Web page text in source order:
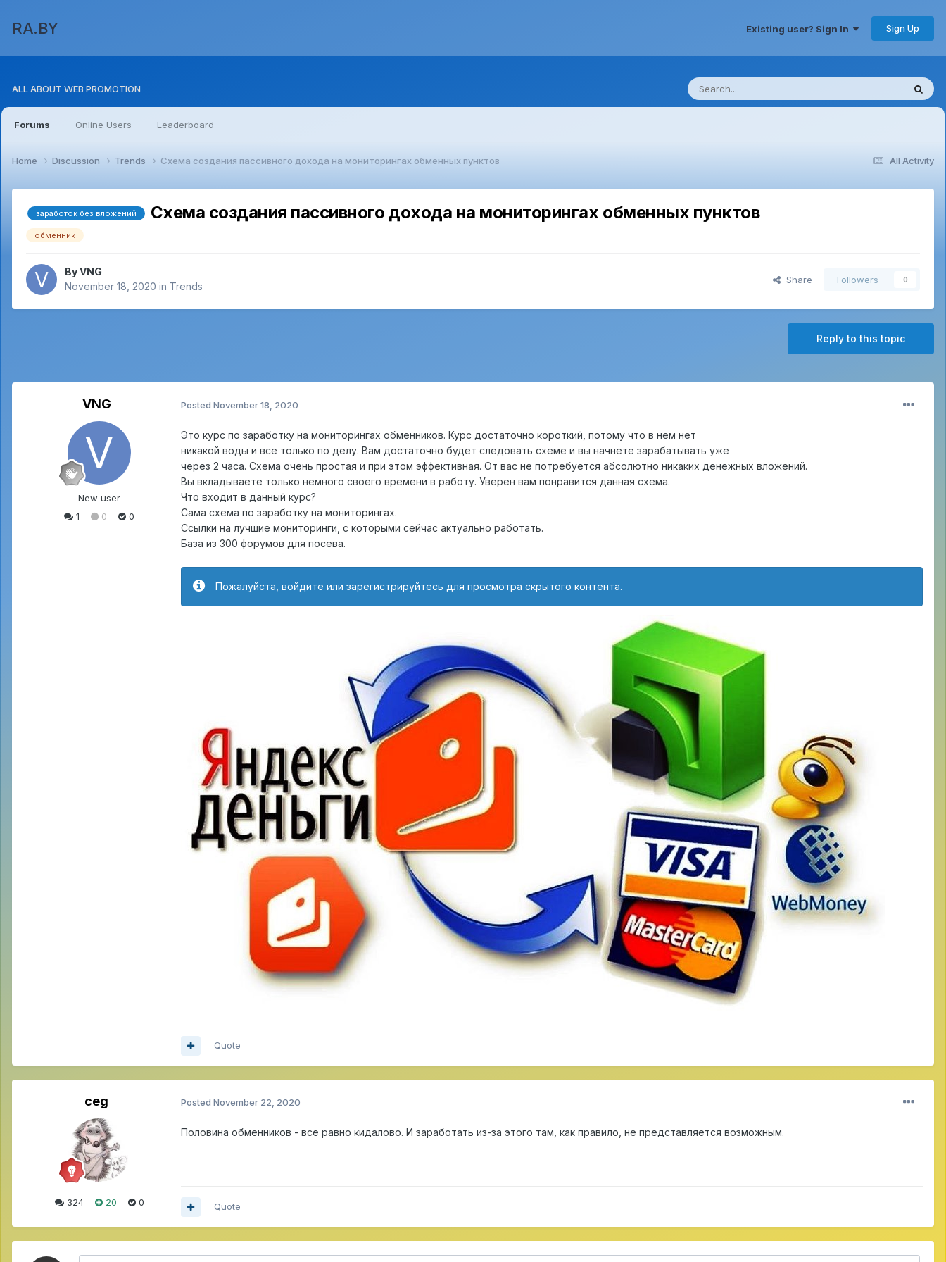
RA.BY Existing user? Sign In Sign Up
ALL ABOUT WEB PROMOTION
Forums Online Users Leaderboard
All Activity
Home Discussion Trends Схема создания пассивного дохода на мониторингах обменных пунктов
заработок без вложений Схема создания пассивного дохода на мониторингах обменных пунктов
обменник
ByVNG
November 18, 2020 in Trends
Share Followers 0
Reply to this topic
VNG
New user
1
0 0
Posted November 18, 2020
Это курс по заработку на мониторингах обменников. Курс достаточно короткий, потому что в нем нет
никакой воды и все только по делу. Вам достаточно будет следовать схеме и вы начнете зарабатывать уже
через 2 часа. Схема очень простая и при этом эффективная. От вас не потребуется абсолютно никаких денежных вложений.
Вы вкладываете только немного своего времени в работу. Уверен вам понравится данная схема.
Что входит в данный курс?
Сама схема по заработку на мониторингах.
Ссылки на лучшие мониторинги, с которыми сейчас актуально работать.
База из 300 форумов для посева.
Пожалуйста, войдите или зарегистрируйтесь для просмотра скрытого контента.
Quote
ceg
324 20 0
Posted November 22, 2020
Половина обменников - все равно кидалово. И заработать из-за этого там, как правило, не представляется возможным.
Quote